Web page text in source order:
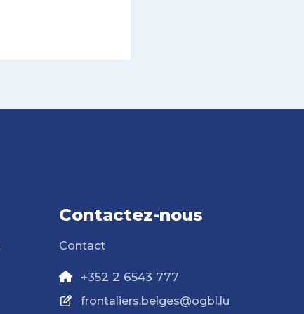
Contactez-nous
Contact
+352 2 6543 777
frontaliers.belges@ogbl.lu